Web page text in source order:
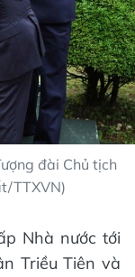
đài Chủ tịch
TTXVN)
Nhà nước tới
Triều Tiên và